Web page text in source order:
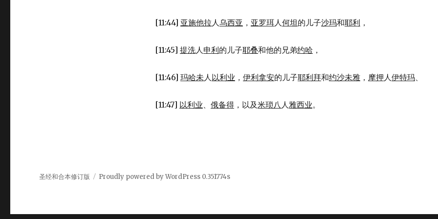
[11:44] 亚施他拉人乌西亚 ， 亚罗珥人何坦的儿子沙玛和耶利 ，
[11:45] 提洗人申利的儿子耶叠和他的兄弟约哈 ，
[11:46] 玛哈未人以利业 ， 伊利拿安的儿子耶利拜和约沙未雅， 摩押人伊特玛、
[11:47] 以利业、 俄备得，以及米琐八 人雅西业。
圣经和合本修订版 Proudly powered by WordPress 0.351774s